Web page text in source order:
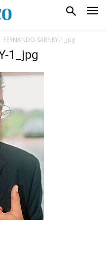
FERNANDO-SARNEY-1_jpg
1_jpg